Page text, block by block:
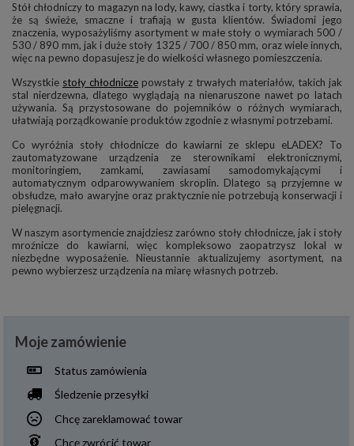
Stół chłodniczy to magazyn na lody, kawy, ciastka i torty, który sprawia,
że są świeże, smaczne i trafiają w gusta klientów. Świadomi jego
znaczenia, wyposażyliśmy asortyment w małe stoły o wymiarach 500 /
530 / 890 mm, jak i duże stoły 1325 / 700 / 850 mm, oraz wiele innych,
więc na pewno dopasujesz je do wielkości własnego pomieszczenia.
Wszystkie stoły chłodnicze powstały z trwałych materiałów, takich jak
stal nierdzewna, dlatego wyglądają na nienaruszone nawet po latach
używania. Są przystosowane do pojemników o różnych wymiarach,
ułatwiają porządkowanie produktów zgodnie z własnymi potrzebami.
Co wyróżnia stoły chłodnicze do kawiarni ze sklepu eLADEX? To
zautomatyzowane urządzenia ze sterownikami elektronicznymi,
monitoringiem, zamkami, zawiasami samodomykającymi i
automatycznym odparowywaniem skroplin. Dlatego są przyjemne w
obsłudze, mało awaryjne oraz praktycznie nie potrzebują konserwacji i
pielęgnacji.
W naszym asortymencie znajdziesz zarówno stoły chłodnicze, jak i stoły
mroźnicze do kawiarni, więc kompleksowo zaopatrzysz lokal w
niezbędne wyposażenie. Nieustannie aktualizujemy asortyment, na
pewno wybierzesz urządzenia na miarę własnych potrzeb.
Moje zamówienie
Status zamówienia
Śledzenie przesyłki
Chcę zareklamować towar
Chcę zwrócić towar